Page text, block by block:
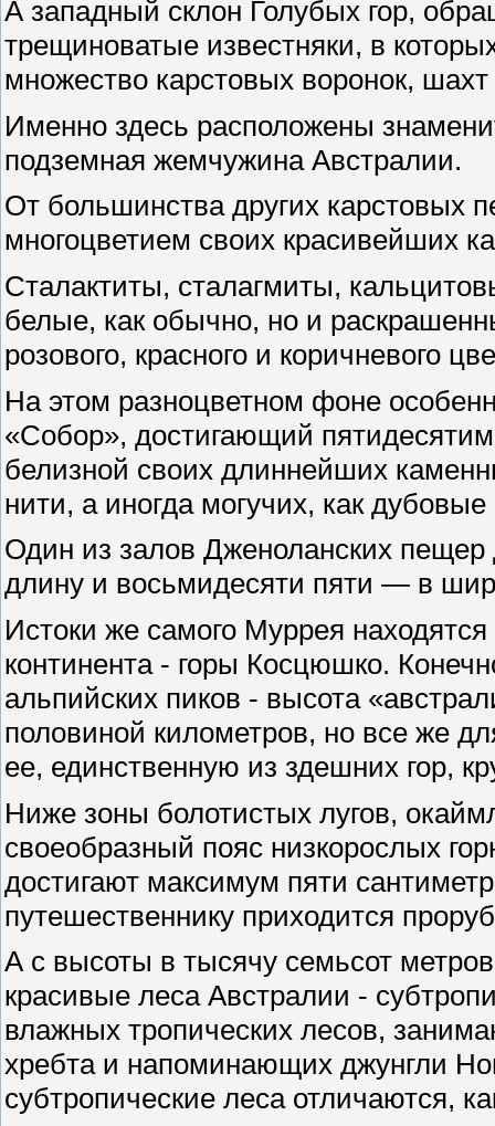
А западный склон Голубых гор,
трещиноватые известняки, в
множество карстовых воронок,
Именно здесь расположены
подземная жемчужина Австралии.
От большинства других карстовых
многоцветием своих красивейших
Сталактиты, сталагмиты,
белые, как обычно, но и
розового, красного и коричневого
На этом разноцветном фоне
«Собор», достигающий
белизной своих длиннейших
нити, а иногда могучих, как
Один из залов Дженоланских пещер
длину и восьмидесяти пяти — в
Истоки же самого Муррея
континента - горы Косцюшко.
альпийских пиков - высота
половиной километров, но все же
ее, единственную из здешних гор,
Ниже зоны болотистых лугов,
своеобразный пояс низкорослых
достигают максимум пяти
путешественнику приходится
А с высоты в тысячу семьсот
красивые леса Австралии -
влажных тропических лесов,
хребта и напоминающих джунгли
субтропические леса отличаются,